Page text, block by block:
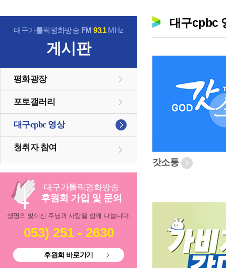
대구가톨릭평화방송 FM93.1MHz
게시판
평화광장
포토갤러리
대구cpbc 영상
청취자 참여
대구가톨릭평화방송
후원회 가입 및 문의
생명의 빛이신 주님과 사랑을 함께 나눕니다.
053) 251 - 2630
후원회 바로가기
대구cpbc
갓소통